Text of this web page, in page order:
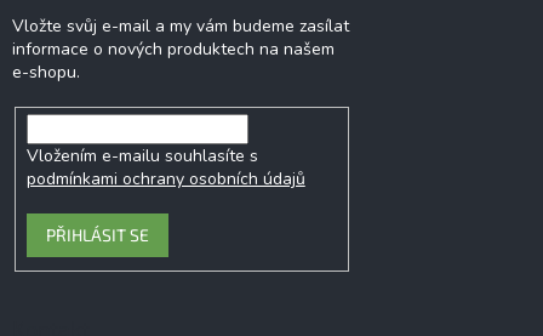
Vložte svůj e-mail a my vám budeme zasílat
informace o nových produktech na našem
e-shopu.
Vložením e-mailu souhlasíte s
podmínkami ochrany osobních údajů
PŘIHLÁSIT SE